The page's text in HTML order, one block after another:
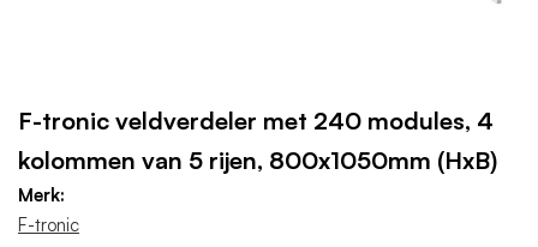
F-tronic veldverdeler met 240 modules, 4
kolommen van 5 rijen, 800x1050mm (HxB)
Merk:
F-tronic